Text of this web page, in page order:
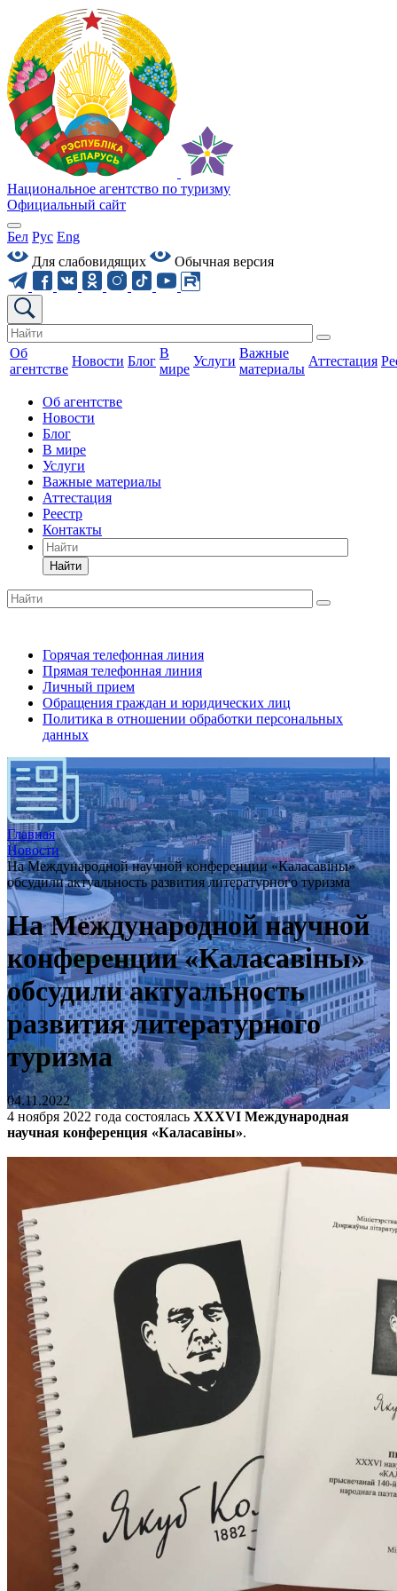
Национальное агентство по туризму
Официальный сайт
Бел Рус Eng
Для слабовидящих
Обычная версия
Об
агентстве
Новости Блог
В
мире
Услуги
Важные
материалы
Аттестация
Об агентстве
Новости
Блог
В мире
Услуги
Важные материалы
Аттестация
Реестр
Контакты
Найти
Горячая телефонная линия
Прямая телефонная линия
Личный прием
Обращения граждан и юридических лиц
Политика в отношении обработки персональных
данных
Главная
Новости
На Международной научной конференции «Каласавiны»
обсудили актуальность развития литературного туризма
На Международной научной
конференции «Каласавiны»
обсудили актуальность
развития литературного
туризма
04.11.2022
4 ноября 2022 года состоялась XXXVI Международная
научная конференция «Каласавiны».